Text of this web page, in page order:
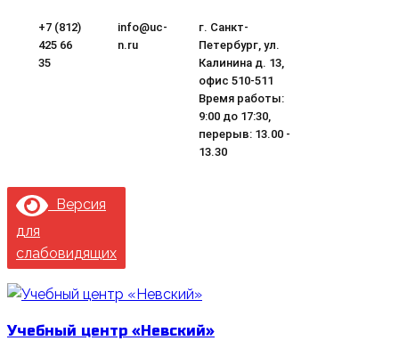
содержимому
+7 (812)
425 66
35
info@uc-
n.ru
г. Санкт-
Петербург, ул.
Калинина д. 13,
офис 510-511
Время работы:
9:00 до 17:30,
перерыв: 13.00 -
13.30
Версия
для
слабовидящих
Учебный центр «Невский»